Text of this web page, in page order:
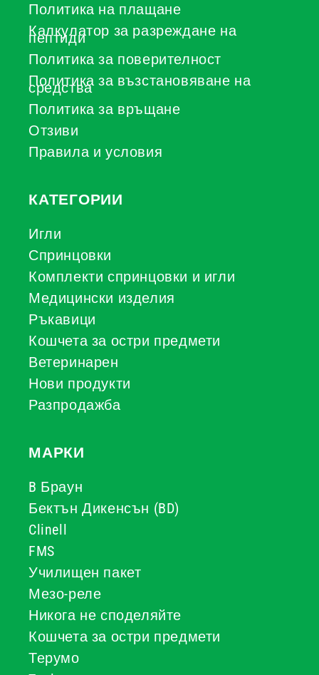
Политика на плащане
Калкулатор за разреждане на
пептиди
Политика за поверителност
Политика за възстановяване на
средства
Политика за връщане
Отзиви
Правила и условия
КАТЕГОРИИ
Игли
Спринцовки
Комплекти спринцовки и игли
Медицински изделия
Ръкавици
Кошчета за остри предмети
Ветеринарен
Нови продукти
Разпродажба
МАРКИ
B Браун
Бектън Дикенсън (BD)
Clinell
FMS
Училищен пакет
Мезо-реле
Никога не споделяйте
Кошчета за остри предмети
Терумо